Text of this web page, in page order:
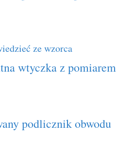
ze wzorca
wtyczka z
podlicznik obwodu